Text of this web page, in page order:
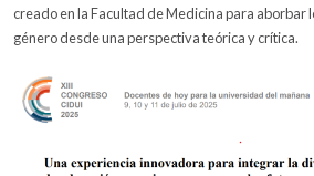
creado en la Facultad de Medicina para aborbar
género desde una perspectiva teórica y crítica.